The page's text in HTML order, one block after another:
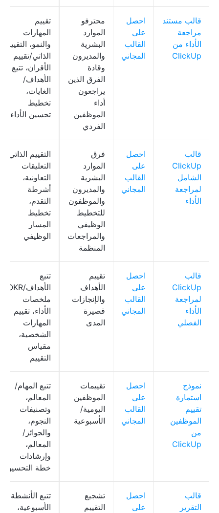
قالب مستند
مراجعة
الأداء من
ClickUp
احصل
على
القالب
المجاني
محترفو
الموارد
البشرية
والمديرون
وقادة
الفرق الذين
يراجعون
أداء
الموظفين
الفردي
تقييم
المهارات
والنمو، التقييم
الذاتي/تقييم
الأقران، تتبع
الأهداف/
الغايات،
تخطيط
تحسين الأداء
قالب
ClickUp
الشامل
لمراجعة
الأداء
احصل
على
القالب
المجاني
فرق
الموارد
البشرية
والمديرون
والموظفون
للتخطيط
الوظيفي
والمراجعات
المنظمة
التقييم الذاتي،
التعليقات
التعاونية،
أشرطة
التقدم،
تخطيط
المسار
الوظيفي
قالب
ClickUp
لمراجعة
الأداء
الفصلي
احصل
على
القالب
المجاني
تقييم
الأهداف
والإنجازات
قصيرة
المدى
تتبع
ملخصات
الأداء، تقييم
المهارات
الشخصية،
مقياس
التقييم
نموذج
استمارة
تقييم
الموظفين
من
ClickUp
احصل
على
القالب
المجاني
تقييمات
الموظفين
اليومية/
الأسبوعية
تتبع المهام/
المعالم،
وتصنيفات
النجوم،
والجوائز/
المعالم،
وإرشادات
خطة التحسين
قالب
التقرير
احصل
على
تشجيع
التقييم
تتبع الأنشطة
الأسبوعية،